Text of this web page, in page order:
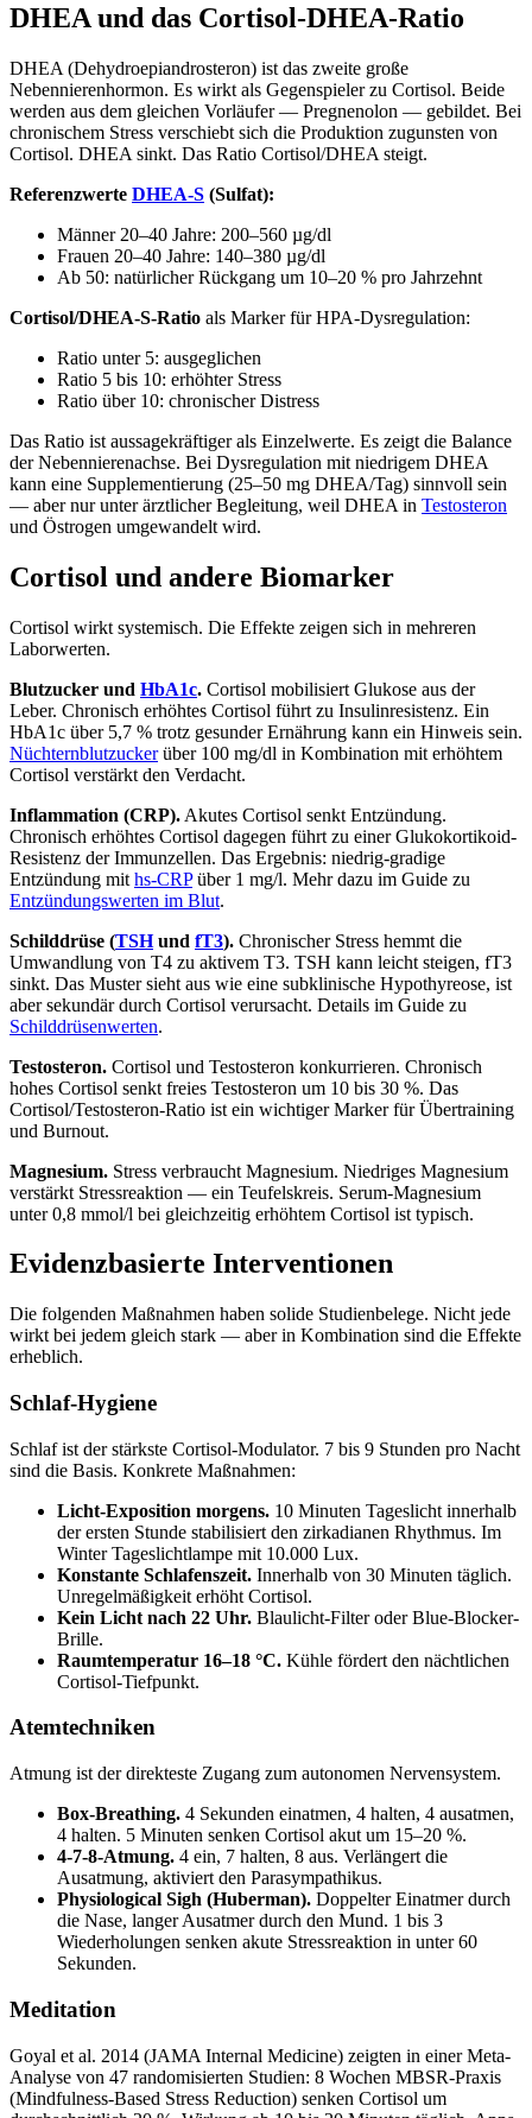
DHEA und das Cortisol-DHEA-Ratio
DHEA (Dehydroepiandrosteron) ist das zweite große
Nebennierenhormon. Es wirkt als Gegenspieler zu Cortisol. Beide
werden aus dem gleichen Vorläufer — Pregnenolon — gebildet. Bei
chronischem Stress verschiebt sich die Produktion zugunsten von
Cortisol. DHEA sinkt. Das Ratio Cortisol/DHEA steigt.
Referenzwerte DHEA-S (Sulfat):
Männer 20–40 Jahre: 200–560 µg/dl
Frauen 20–40 Jahre: 140–380 µg/dl
Ab 50: natürlicher Rückgang um 10–20 % pro Jahrzehnt
Cortisol/DHEA-S-Ratio als Marker für HPA-Dysregulation:
Ratio unter 5: ausgeglichen
Ratio 5 bis 10: erhöhter Stress
Ratio über 10: chronischer Distress
Das Ratio ist aussagekräftiger als Einzelwerte. Es zeigt die Balance
der Nebennierenachse. Bei Dysregulation mit niedrigem DHEA
kann eine Supplementierung (25–50 mg DHEA/Tag) sinnvoll sein
— aber nur unter ärztlicher Begleitung, weil DHEA in Testosteron
und Östrogen umgewandelt wird.
Cortisol und andere Biomarker
Cortisol wirkt systemisch. Die Effekte zeigen sich in mehreren
Laborwerten.
Blutzucker und HbA1c. Cortisol mobilisiert Glukose aus der
Leber. Chronisch erhöhtes Cortisol führt zu Insulinresistenz. Ein
HbA1c über 5,7 % trotz gesunder Ernährung kann ein Hinweis sein.
Nüchternblutzuckerüber 100 mg/dl in Kombination mit erhöhtem
Cortisol verstärkt den Verdacht.
Inflammation (CRP). Akutes Cortisol senkt Entzündung.
Chronisch erhöhtes Cortisol dagegen führt zu einer Glukokortikoid-
Resistenz der Immunzellen. Das Ergebnis: niedrig-gradige
Entzündung mit hs-CRPüber 1 mg/l. Mehr dazu im Guide zu
Entzündungswerten im Blut.
Schilddrüse (TSHund fT3). Chronischer Stress hemmt die
Umwandlung von T4 zu aktivem T3. TSH kann leicht steigen, fT3
sinkt. Das Muster sieht aus wie eine subklinische Hypothyreose, ist
aber sekundär durch Cortisol verursacht. Details im Guide zu
Schilddrüsenwerten.
Testosteron. Cortisol und Testosteron konkurrieren. Chronisch
hohes Cortisol senkt freies Testosteron um 10 bis 30 %. Das
Cortisol/Testosteron-Ratio ist ein wichtiger Marker für Übertraining
und Burnout.
Magnesium. Stress verbraucht Magnesium. Niedriges Magnesium
verstärkt Stressreaktion — ein Teufelskreis. Serum-Magnesium
unter 0,8 mmol/l bei gleichzeitig erhöhtem Cortisol ist typisch.
Evidenzbasierte Interventionen
Die folgenden Maßnahmen haben solide Studienbelege. Nicht jede
wirkt bei jedem gleich stark — aber in Kombination sind die Effekte
erheblich.
Schlaf-Hygiene
Schlaf ist der stärkste Cortisol-Modulator. 7 bis 9 Stunden pro Nacht
sind die Basis. Konkrete Maßnahmen:
Licht-Exposition morgens. 10 Minuten Tageslicht innerhalb
der ersten Stunde stabilisiert den zirkadianen Rhythmus. Im
Winter Tageslichtlampe mit 10.000 Lux.
Konstante Schlafenszeit. Innerhalb von 30 Minuten täglich.
Unregelmäßigkeit erhöht Cortisol.
Kein Licht nach 22 Uhr. Blaulicht-Filter oder Blue-Blocker-
Brille.
Raumtemperatur 16–18 °C. Kühle fördert den nächtlichen
Cortisol-Tiefpunkt.
Atemtechniken
Atmung ist der direkteste Zugang zum autonomen Nervensystem.
Box-Breathing. 4 Sekunden einatmen, 4 halten, 4 ausatmen,
4 halten. 5 Minuten senken Cortisol akut um 15–20 %.
4-7-8-Atmung. 4 ein, 7 halten, 8 aus. Verlängert die
Ausatmung, aktiviert den Parasympathikus.
Physiological Sigh (Huberman). Doppelter Einatmer durch
die Nase, langer Ausatmer durch den Mund. 1 bis 3
Wiederholungen senken akute Stressreaktion in unter 60
Sekunden.
Meditation
Goyal et al. 2014 (JAMA Internal Medicine) zeigten in einer Meta-
Analyse von 47 randomisierten Studien: 8 Wochen MBSR-Praxis
(Mindfulness-Based Stress Reduction) senken Cortisol um